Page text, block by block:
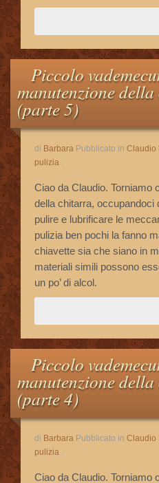
Piccolo
manutenzione
(parte 5)
di Barbara Pubblicato in Claudio
pulizia .
Ciao da Claudio. Torniamo
della chitarra, occupandoci
pulire e lubrificare le
pulizia ben pochi la fanno
chiavette sia che siano in
materiali simili possono
un po’ di alcol.
Piccolo
manutenzione
(parte 4)
di Barbara Pubblicato in Claudio
pulizia .
Ciao da Claudio. Torniamo